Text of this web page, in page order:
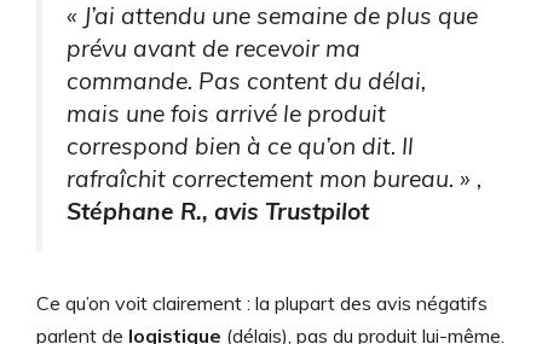
« J’ai attendu une semaine de plus que
prévu avant de recevoir ma
commande. Pas content du délai,
mais une fois arrivé le produit
correspond bien à ce qu’on dit. Il
rafraîchit correctement mon bureau. » ,
Stéphane R., avis Trustpilot
Ce qu’on voit clairement : la plupart des avis négatifs
parlent de logistique (délais), pas du produit lui-même.